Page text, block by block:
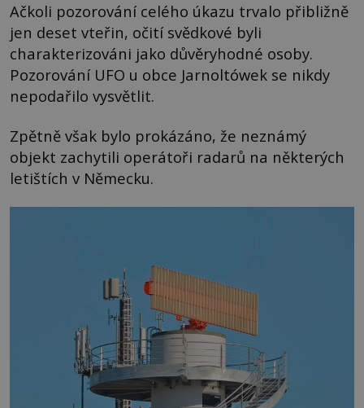
Ačkoli pozorování celého úkazu trvalo přibližně
jen deset vteřin, očití svědkové byli
charakterizováni jako důvěryhodné osoby.
Pozorování UFO u obce Jarnoltówek se nikdy
nepodařilo vysvětlit.
Zpětně však bylo prokázáno, že neznámý
objekt zachytili operátoři radarů na některých
letištích v Německu.